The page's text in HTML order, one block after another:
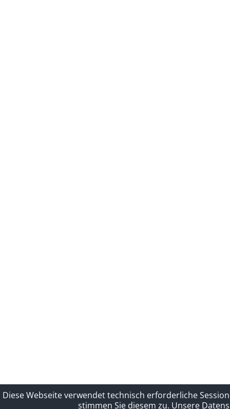
Diese Webseite verwendet technisch erforderliche
stimmen Sie diesem zu. Unsere